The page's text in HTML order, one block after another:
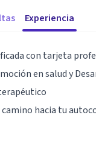
Experiencia
con tarjeta
en salud y
camino hacia tu